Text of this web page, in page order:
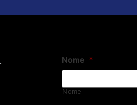
Nome *
Nome